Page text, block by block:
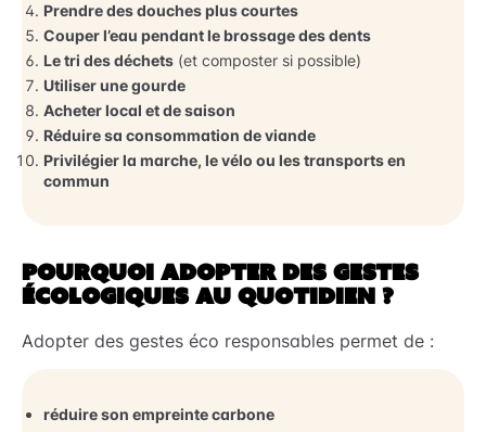
Prendre des douches plus courtes
Couper l’eau pendant le brossage des dents
Le tri des déchets (et composter si possible)
Utiliser une gourde
Acheter local et de saison
Réduire sa consommation de viande
Privilégier la marche, le vélo ou les transports en
commun
POURQUOI ADOPTER DES GESTES
ÉCOLOGIQUES AU QUOTIDIEN ?
Adopter des gestes éco responsables permet de :
réduire son empreinte carbone